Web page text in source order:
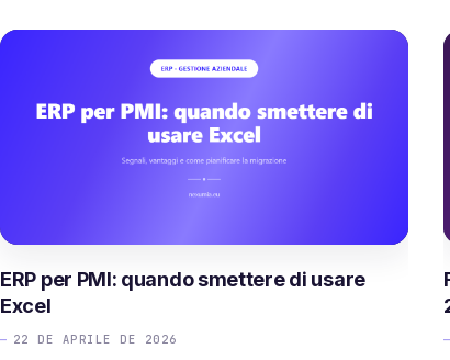
ERP per PMI: quando smettere di usare
Excel
22 DE APRILE DE 2026